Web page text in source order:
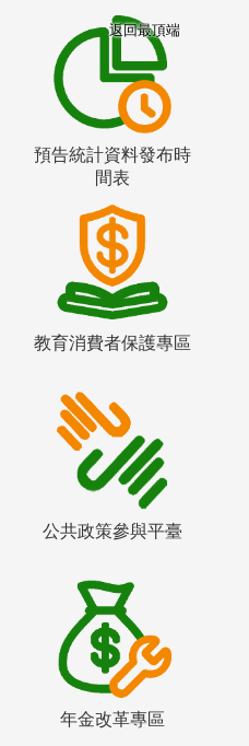
預告統計資料發布時
間表
教育消費者保護專區
公共政策參與平臺
年金改革專區
返回最頂端